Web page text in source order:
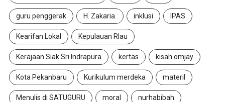
guru penggerak H. Zakaria. inklusi IPAS
Kearifan Lokal Kepulauan RIau
Kerajaan Siak Sri Indrapura kertas kisah omjay
Kota Pekanbaru Kurikulum merdeka materil
Menulis di SATUGURU moral nurhabibah